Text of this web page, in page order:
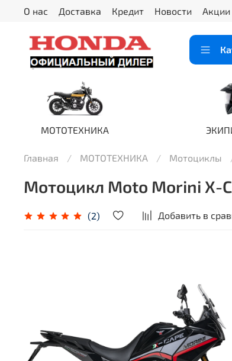
О нас Доставка Кредит Новости Акции
МОТОТЕХНИКА
Главная МОТОТЕХНИКА Мотоциклы
Мотоцикл Moto Morini X-
(2) Добавить в